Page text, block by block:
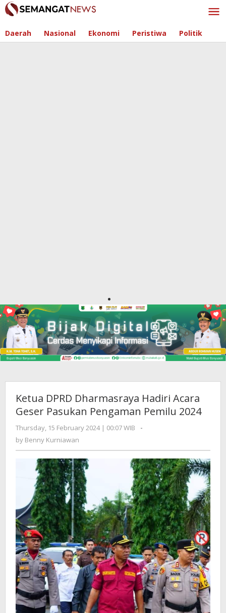
Skip
to
Daerah Nasional Ekonomi Peristiwa Politik
Ketua DPRD Dharmasraya Hadiri Acara
Geser Pasukan Pengaman Pemilu 2024
Thursday, 15 February 2024 | 00:07 WIB
by
-
by Benny Kurniawan